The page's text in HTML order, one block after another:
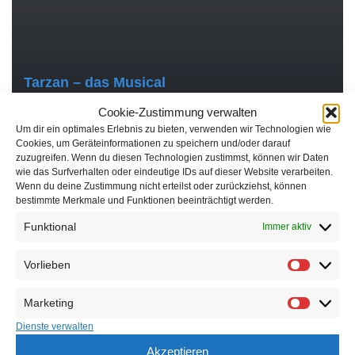
Cookie-Zustimmung verwalten
Um dir ein optimales Erlebnis zu bieten, verwenden wir Technologien wie
Cookies, um Geräteinformationen zu speichern und/oder darauf
zuzugreifen. Wenn du diesen Technologien zustimmst, können wir Daten
wie das Surfverhalten oder eindeutige IDs auf dieser Website verarbeiten.
Wenn du deine Zustimmung nicht erteilst oder zurückziehst, können
bestimmte Merkmale und Funktionen beeinträchtigt werden.
Funktional Immer aktiv
Vorlieben
Marketing
Dienste verwalten
Akzeptieren
Tarzan – das Musical
MORE